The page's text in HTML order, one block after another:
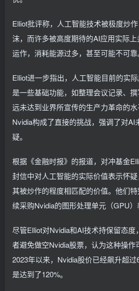
Elliot批评称，人工智能技术被极度炒
沫，而许多被高度期待的AI应用实际
运作，消耗能源过多，甚至可能不可靠
Elliot进一步指出，人工智能目前的实
是一些基础功能，如整理会议记录、撰
远未达到业界所宣传的生产力革命的
Nvidia构成了直接的挑战，强调了对AI
疑。
根据《金融时报》的报道，对冲基金
封信中对人工智能的实际价值表示怀
其被炒作的程度相匹配的价值。他们
续采购Nvidia的图形处理单元（GPU）
尽管Elliot对Nvidia和AI技术持保留态度
者避免做空Nvidia股票，认为这种操作
2023年以来，Nvidia股价已经飙升超
是达到了120%。